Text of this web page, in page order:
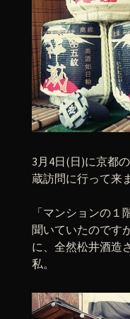
3月4日(日)に京都
蔵訪問に行って来
「マンションの
聞いていたのです
に、全然松井酒造
私。